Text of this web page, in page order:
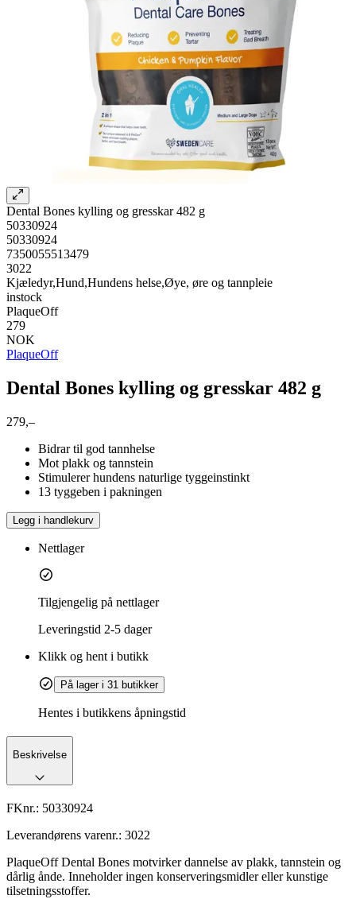
Dental Bones kylling og gresskar 482 g
50330924
50330924
7350055513479
3022
Kjæledyr,Hund,Hundens helse,Øye, øre og tannpleie
instock
PlaqueOff
279
NOK
PlaqueOff
Dental Bones kylling og gresskar 482 g
279,–
Bidrar til god tannhelse
Mot plakk og tannstein
Stimulerer hundens naturlige tyggeinstinkt
13 tyggeben i pakningen
Legg i handlekurv
Nettlager
Tilgjengelig på nettlager
Leveringstid 2-5 dager
Klikk og hent i butikk
På lager i 31 butikker
Hentes i butikkens åpningstid
Beskrivelse
FKnr.: 50330924
Leverandørens varenr.: 3022
PlaqueOff Dental Bones motvirker dannelse av plakk, tannstein og
dårlig ånde. Inneholder ingen konserveringsmidler eller kunstige
tilsetningsstoffer.